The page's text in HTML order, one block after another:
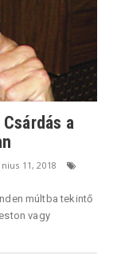
a
11, 2018
múltba tekintő
vagy